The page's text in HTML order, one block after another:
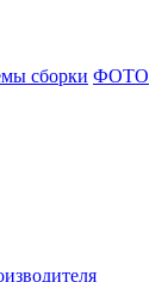
сборки ФОТО